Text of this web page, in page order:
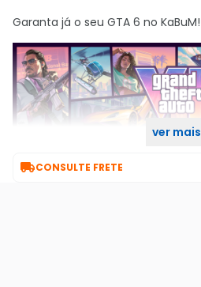
Garanta já o seu GTA 6 no KaBuM!
ver mais
CONSULTE FRETE